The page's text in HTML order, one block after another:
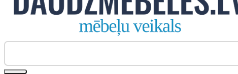
Biroja krēsli